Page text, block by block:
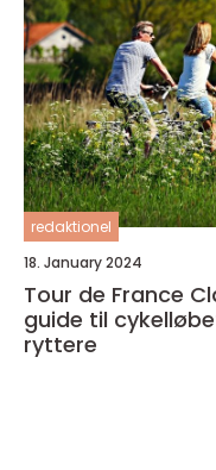
redaktionel
18. January 2024
Tour de France
guide til
ryttere